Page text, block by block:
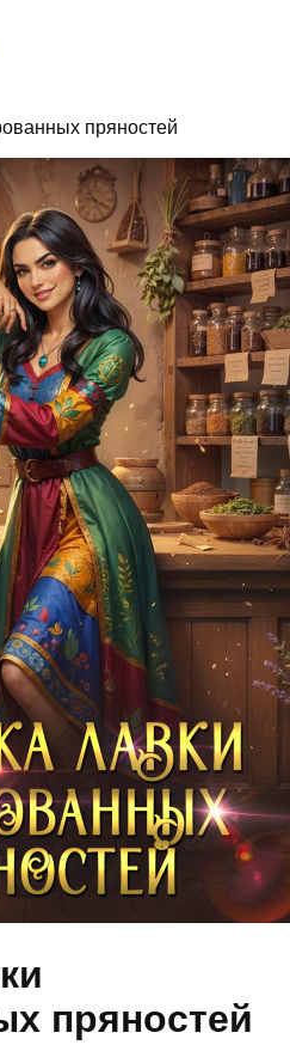
пряностей
пряностей